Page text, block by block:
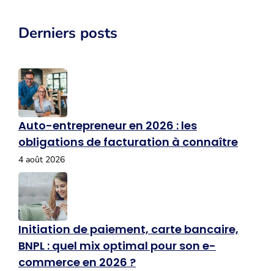
Derniers posts
Auto-entrepreneur en 2026 : les
obligations de facturation à connaître
4 août 2026
Initiation de paiement, carte bancaire,
BNPL : quel mix optimal pour son e-
commerce en 2026 ?